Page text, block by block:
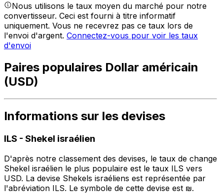
Nous utilisons le taux moyen du marché pour notre
convertisseur. Ceci est fourni à titre informatif
uniquement. Vous ne recevrez pas ce taux lors de
l'envoi d'argent. Connectez-vous pour voir les taux
d'envoi
Paires populaires Dollar américain
(USD)
Informations sur les devises
ILS - Shekel israélien
D'après notre classement des devises, le taux de change
Shekel israélien le plus populaire est le taux ILS vers
USD. La devise Shekels israéliens est représentée par
l'abréviation ILS. Le symbole de cette devise est ₪.